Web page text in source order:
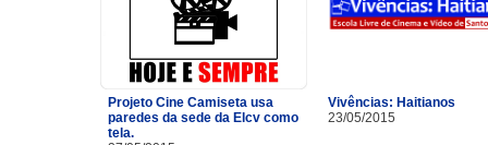
Projeto Cine Camiseta usa
paredes da sede da Elcv como
tela.
Vivências: Haitianos
23/05/2015